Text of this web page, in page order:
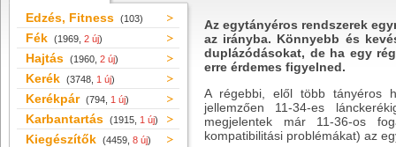
Edzés, Fitness (103)
Fék (1969, 2 új)
Hajtás (1960, 2 új)
Kerék (3748, 1 új)
Kerékpár (794, 1 új)
Karbantartás (1915, 1 új)
Kiegészítők (4459, 8 új)
Az egytányéros rendszerek
az irányba. Könnyebb és
duplázódásokat, de ha egy
erre érdemes figyelned.
A régebbi, elől több tányéros
jellemzően 11-34-es
megjelentek már 11-36-os
kompatibilitási problémákat) az